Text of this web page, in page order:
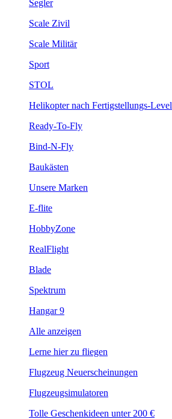
Segler
Scale Zivil
Scale Militär
Sport
STOL
Helikopter nach Fertigstellungs-Level
Ready-To-Fly
Bind-N-Fly
Baukästen
Unsere Marken
E-flite
HobbyZone
RealFlight
Blade
Spektrum
Hangar 9
Alle anzeigen
Lerne hier zu fliegen
Flugzeug Neuerscheinungen
Flugzeugsimulatoren
Tolle Geschenkideen unter 200 €